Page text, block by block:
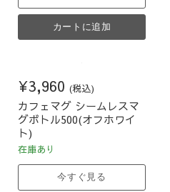
カートに追加
¥3,960 (税込)
カフェマグ シームレスマ
グボトル500(オフホワイ
ト)
在庫あり
今すぐ見る